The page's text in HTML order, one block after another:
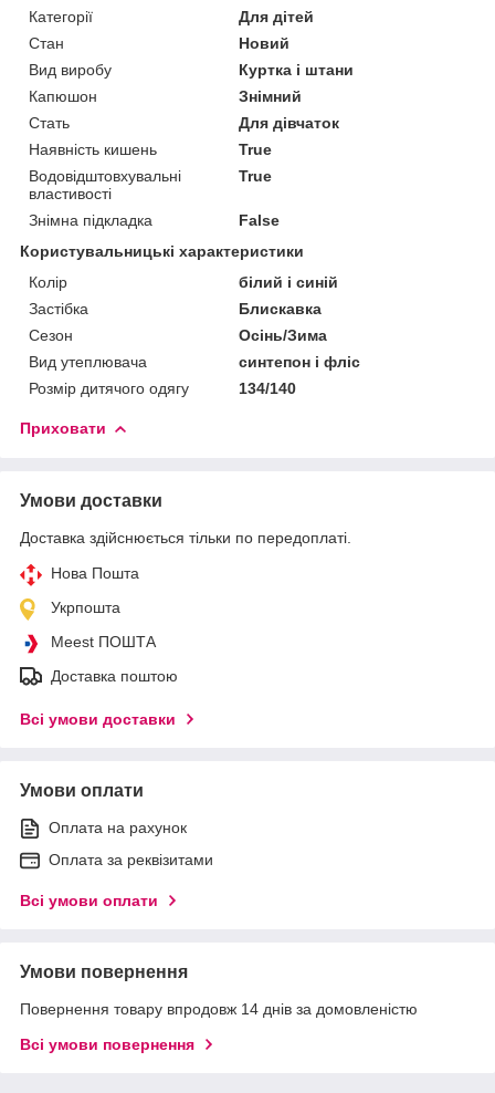
Категорії
Для дітей
Стан
Новий
Вид виробу
Куртка і штани
Капюшон
Знімний
Стать
Для дівчаток
Наявність кишень
True
Водовідштовхувальні
властивості
True
Знімна підкладка
False
Користувальницькі характеристики
Колір
білий і синій
Застібка
Блискавка
Сезон
Осінь/Зима
Вид утеплювача
синтепон і фліс
Розмір дитячого одягу
134/140
Приховати
Умови доставки
Доставка здійснюється тільки по передоплаті.
Нова Пошта
Укрпошта
Meest ПОШТА
Доставка поштою
Всі умови доставки
Умови оплати
Оплата на рахунок
Оплата за реквізитами
Всі умови оплати
Умови повернення
Повернення товару впродовж 14 днів за домовленістю
Всі умови повернення